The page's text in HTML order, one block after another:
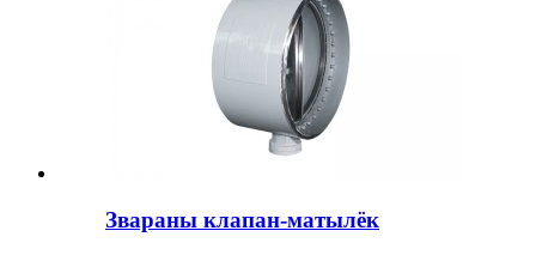
Звараны клапан-матылёк